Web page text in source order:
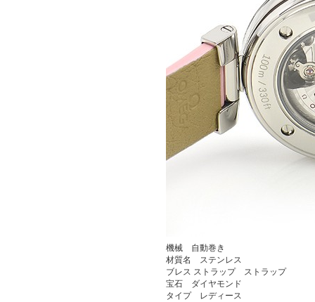
機械 自動巻き
材質名 ステンレス
ブレス ストラップ ストラップ
宝石 ダイヤモンド
タイプ レディース